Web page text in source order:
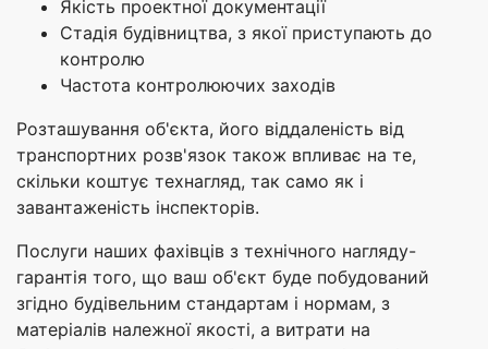
Якість проектної документації
Стадія будівництва, з якої приступають до
контролю
Частота контролюючих заходів
Розташування об'єкта, його віддаленість від
транспортних розв'язок також впливає на те,
скільки коштує технагляд, так само як і
завантаженість інспекторів.
Послуги наших фахівців з технічного нагляду-
гарантія того, що ваш об'єкт буде побудований
згідно будівельним стандартам і нормам, з
матеріалів належної якості, а витрати на